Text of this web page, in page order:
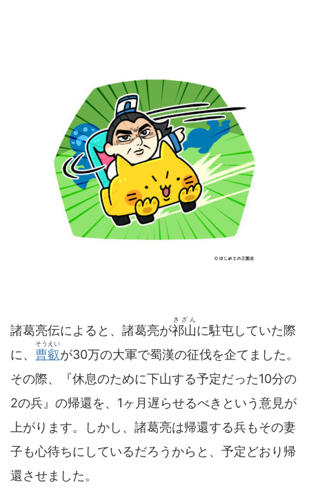
諸葛亮伝によると、諸葛亮が祁山
きざん
に駐屯していた際
に、 曹叡
そうえい
が30万の大軍で蜀漢の征伐を企てました。
その際、『休息のために下山する予定だった10分の
2の兵』の帰還を、1ヶ月遅らせるべきという意見が
上がります。しかし、諸葛亮は帰還する兵もその妻
子も心待ちにしているだろうからと、予定どおり帰
還させました。